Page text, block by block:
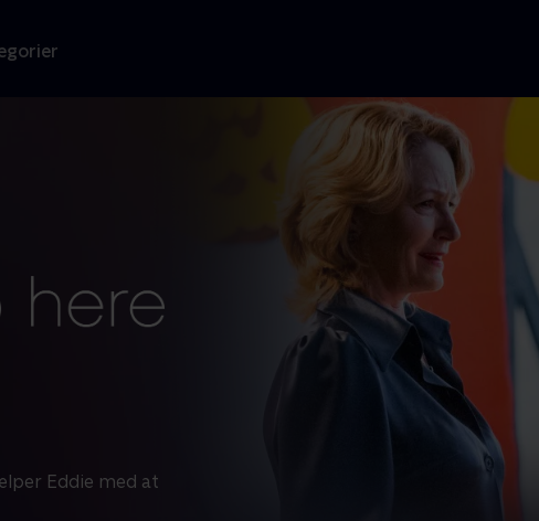
Eddie med at